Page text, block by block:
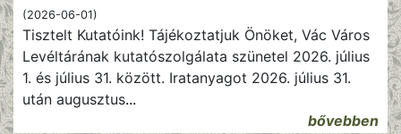
(2026-06-01)
Tisztelt Kutatóink! Tájékoztatjuk Önöket, Vác Város
Levéltárának kutatószolgálata szünetel 2026. július
1. és július 31. között. Iratanyagot 2026. július 31.
után augusztus...
bővebben